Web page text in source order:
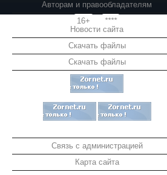
Авторам и правообладателям
16+
****
Новости сайта
Скачать файлы
Скачать файлы
Связь с администрацией
Карта сайта